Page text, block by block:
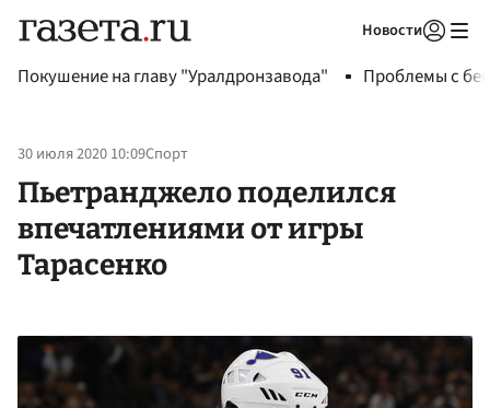
Новости
Покушение на главу "Уралдронзавода" Проблемы с
30 июля 2020 10:09Спорт
Пьетранджело поделился
впечатлениями от игры
Тарасенко